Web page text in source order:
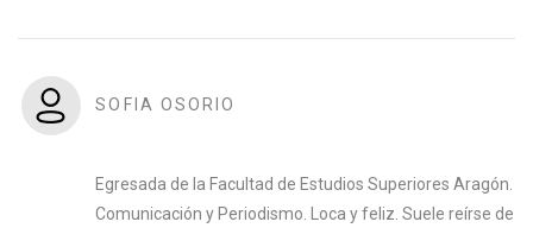
SOFIA OSORIO
Egresada de la Facultad de Estudios Superiores Aragón.
Comunicación y Periodismo. Loca y feliz. Suele reírse de